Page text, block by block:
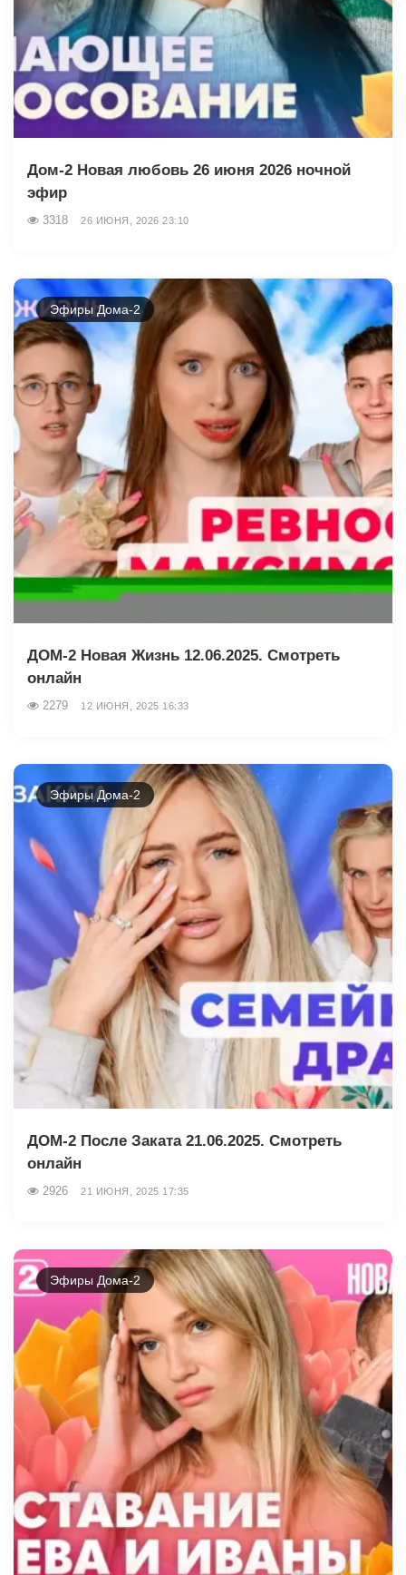
Дом-2 Новая любовь 26 июня 2026 ночной
эфир
3318 26 ИЮНЯ, 2026 23:10
Эфиры Дома-2
ДОМ-2 Новая Жизнь 12.06.2025. Смотреть
онлайн
2279 12 ИЮНЯ, 2025 16:33
Эфиры Дома-2
ДОМ-2 После Заката 21.06.2025. Смотреть
онлайн
2926 21 ИЮНЯ, 2025 17:35
Эфиры Дома-2